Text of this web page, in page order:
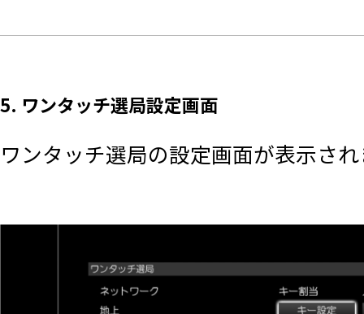
5. ワンタッチ選局設定画面
ワンタッチ選局の設定画面が表示さ